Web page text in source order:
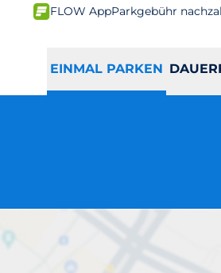
FLOW AppParkgebühr
EINMAL PARKEN